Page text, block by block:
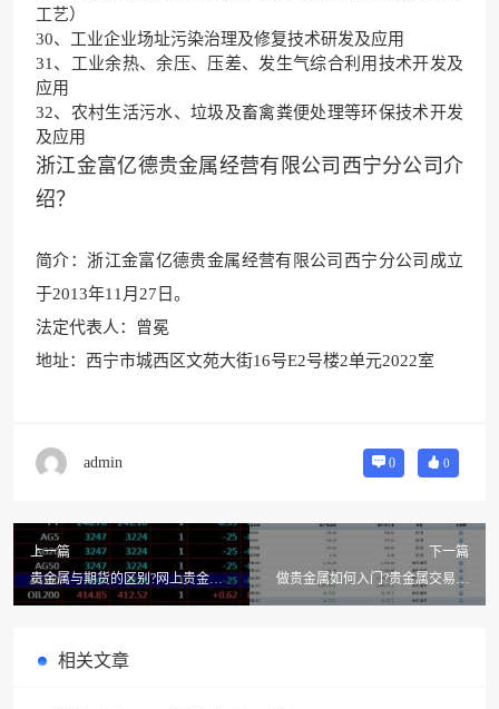
工艺）
30、工业企业场址污染治理及修复技术研发及应用
31、工业余热、余压、压差、发生气综合利用技术开发及
应用
32、农村生活污水、垃圾及畜禽粪便处理等环保技术开发
及应用
浙江金富亿德贵金属经营有限公司西宁分公司介
绍？
简介： 浙江金富亿德贵金属经营有限公司西宁分公司成立
于2013年11月27日。
法定代表人：曾冕
地址：西宁市城西区文苑大街16号E2号楼2单元2022室
admin 0 0
上一篇
贵金属与期货的区别?网上贵金属
与期货有什么区别
下一篇
做贵金属如何入门?贵金属交易怎
么入门?
相关文章